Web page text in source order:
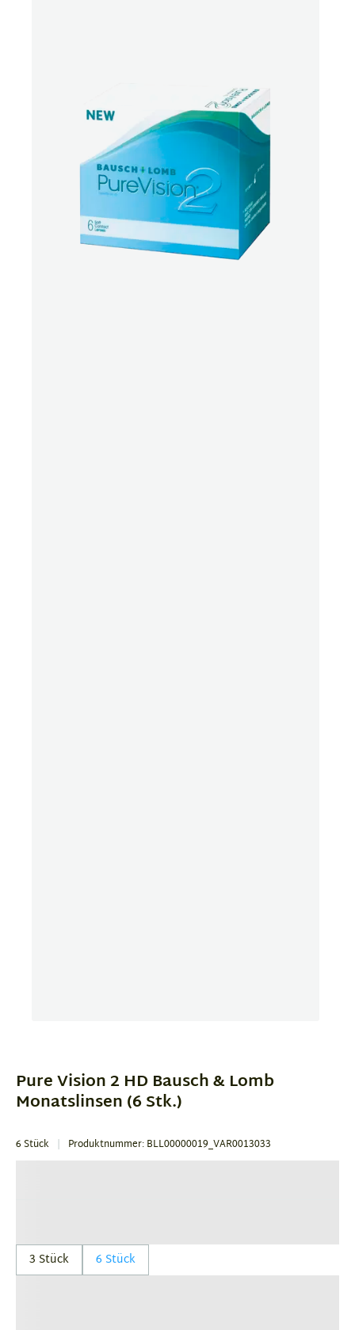
1
Pure Vision 2 HD Bausch & Lomb
Monatslinsen (6 Stk.)
6 Stück Produktnummer: BLL00000019_VAR0013033
3 Stück 6 Stück